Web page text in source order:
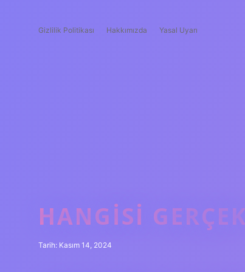
Gizlilik Politikası Hakkımızda Yasal Uyarı
HANGISI
Tarih: Kasım 14, 2024